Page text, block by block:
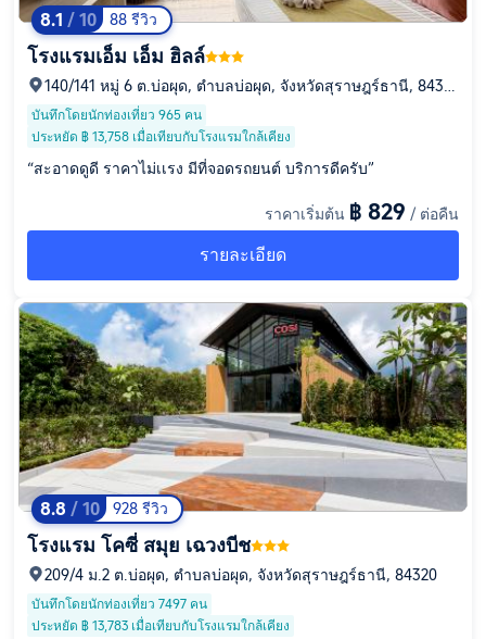
8.1 / 10 88 รีวิว
โรงแรมเอ็ม เอ็ม ฮิลล์
140/141 หมู่ 6 ต.บ่อผุด, ตำบลบ่อผุด, จังหวัดสุราษฎร์ธานี, 8432
0
บันทึกโดยนักท่องเที่ยว 965 คน
ประหยัด ฿ 13,758 เมื่อเทียบกับโรงแรมใกล้เคียง
“สะอาดดูดี ราคาไม่เเรง มีที่จอดรถยนต์ บริการดีครับ”
ราคาเริ่มต้น ฿ 829 / ต่อคืน
รายละเอียด
8.8 / 10 928 รีวิว
โรงแรม โคซี่ สมุย เฉวงบีช
209/4 ม.2 ต.บ่อผุด, ตำบลบ่อผุด, จังหวัดสุราษฎร์ธานี, 84320
บันทึกโดยนักท่องเที่ยว 7497 คน
ประหยัด ฿ 13,783 เมื่อเทียบกับโรงแรมใกล้เคียง